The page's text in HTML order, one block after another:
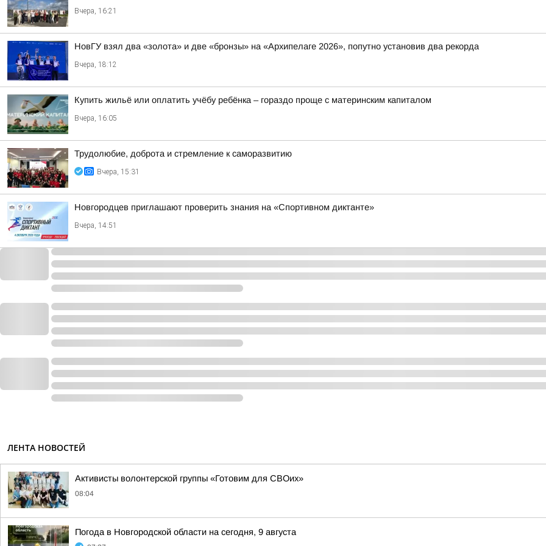
Вчера, 16:21
НовГУ взял два «золота» и две «бронзы» на «Архипелаге 2026», попутно установив два рекорда
Вчера, 18:12
Купить жильё или оплатить учёбу ребёнка – гораздо проще с материнским капиталом
Вчера, 16:05
Трудолюбие, доброта и стремление к саморазвитию
Вчера, 15:31
Новгородцев приглашают проверить знания на «Спортивном диктанте»
Вчера, 14:51
ЛЕНТА НОВОСТЕЙ
Активисты волонтерской группы «Готовим для СВОих»
08:04
Погода в Новгородской области на сегодня, 9 августа